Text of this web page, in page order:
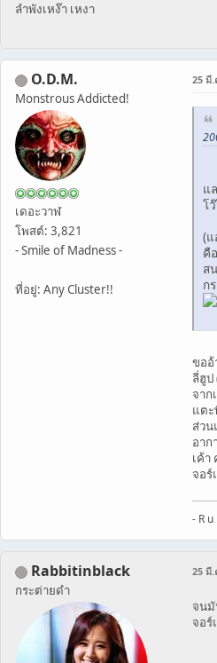
ลำพังเหง๊า เหงา
O.D.M.
Monstrous Addicted!
เดอะวาฬ
โพสต์: 3,821
- Smile of Madness -
ที่อยู่: Any Cluster!!
25 มี.
แ
โ
(
คื
ส
ก
ขออ้
ลี่ฮูป
จาก
แต
ส่วน
อาก
เค้า
จอร์
- R
Rabbitinblack
กระต่ายดำ
25 มี.
จนมั
จอ